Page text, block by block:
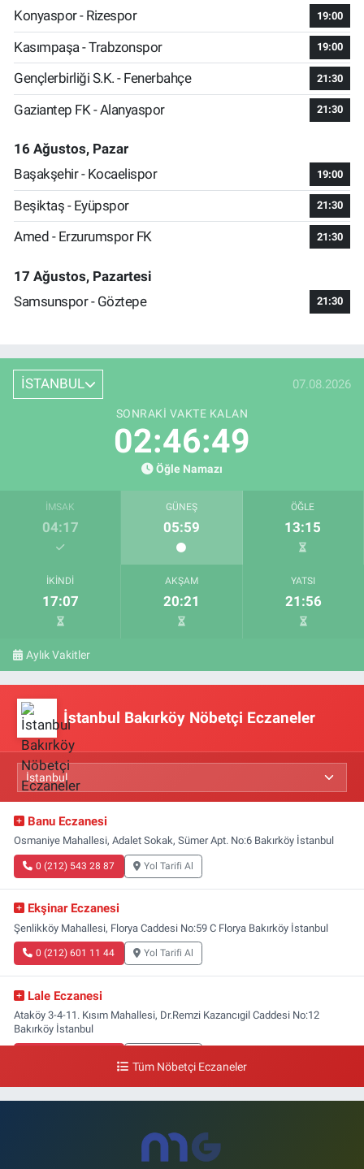
Konyaspor - Rizespor
19:00
Kasımpaşa - Trabzonspor 19:00
Gençlerbirliği S.K. - Fenerbahçe 21:30
Gaziantep FK - Alanyaspor 21:30
16 Ağustos, Pazar
Başakşehir - Kocaelispor
19:00
Beşiktaş - Eyüpspor 21:30
Amed - Erzurumspor FK 21:30
17 Ağustos, Pazartesi
Samsunspor - Göztepe
21:30
İSTANBUL 07.08.2026
SONRAKI VAKTE KALAN
02:46:49
Öğle Namazı
İMSAK
04:17
GÜNEŞ
05:59
ÖĞLE
13:15
İKINDI
17:07
AKŞAM
20:21
YATSI
21:56
Aylık Vakitler
İstanbul Bakırköy Nöbetçi Eczaneler
Banu Eczanesi
Osmaniye Mahallesi, Adalet Sokak, Sümer Apt. No:6 Bakırköy İstanbul
0 (212) 543 28 87 Yol Tarifi Al
Ekşinar Eczanesi
Şenlikköy Mahallesi, Florya Caddesi No:59 C Florya Bakırköy İstanbul
0 (212) 601 11 44 Yol Tarifi Al
Lale Eczanesi
Ataköy 3-4-11. Kısım Mahallesi, Dr.Remzi Kazancıgil Caddesi No:12
Bakırköy İstanbul
Tüm Nöbetçi Eczaneler